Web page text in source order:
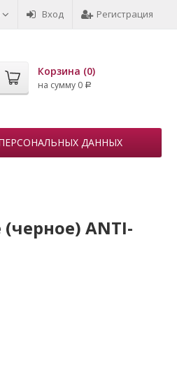
Вход Регистрация
Корзина (0)
на сумму 0 Р
ДАННЫХ
ANTI-